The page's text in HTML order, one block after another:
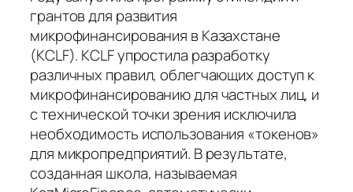
грантов для развития
микрофинансирования в Казахстане
(KCLF). KCLF упростила разработку
различных правил, облегчающих доступ к
микрофинансированию для частных лиц, и
с технической точки зрения исключила
необходимость использования «токенов»
для микропредприятий. В результате,
созданная школа, называемая